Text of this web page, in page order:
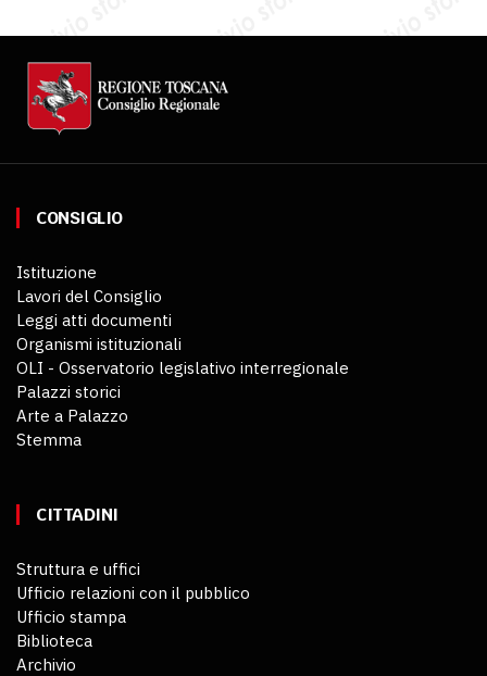
CONSIGLIO
Istituzione
Lavori del Consiglio
Leggi atti documenti
Organismi istituzionali
OLI - Osservatorio legislativo interregionale
Palazzi storici
Arte a Palazzo
Stemma
CITTADINI
Struttura e uffici
Ufficio relazioni con il pubblico
Ufficio stampa
Biblioteca
Archivio